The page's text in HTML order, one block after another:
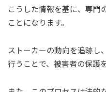
こうした情報を基に、専門
ことになります。
ストーカーの動向を追跡し
行うことで、被害者の保護